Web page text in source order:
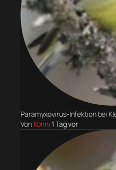
Paramyxovirus-Infektion bei
Von Konni 1 Tag vor